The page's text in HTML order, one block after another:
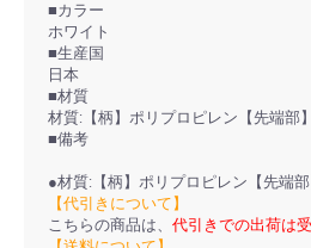
■カラー
ホワイト
■生産国
日本
■材質
材質:【柄】ポリプロピレン【先端部
■備考
●材質:【柄】ポリプロピレン【先端
【代引きについて】
こちらの商品は、 代引きでの出荷は